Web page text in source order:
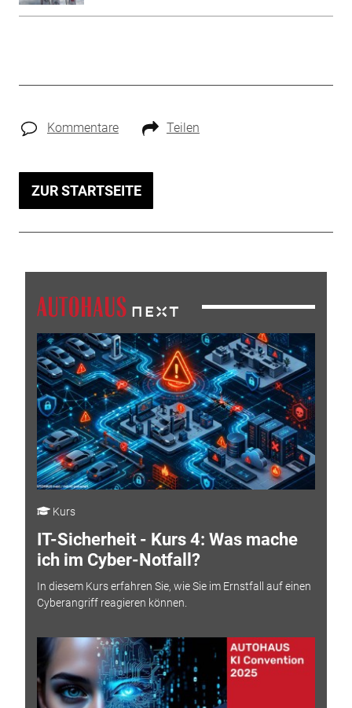
Kommentare Teilen
ZUR STARTSEITE
Kurs
IT-Sicherheit - Kurs 4: Was mache
ich im Cyber-Notfall?
In diesem Kurs erfahren Sie, wie Sie im Ernstfall auf einen
Cyberangriff reagieren können.